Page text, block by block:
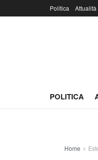
Politica Attualità
POLITICA
Home